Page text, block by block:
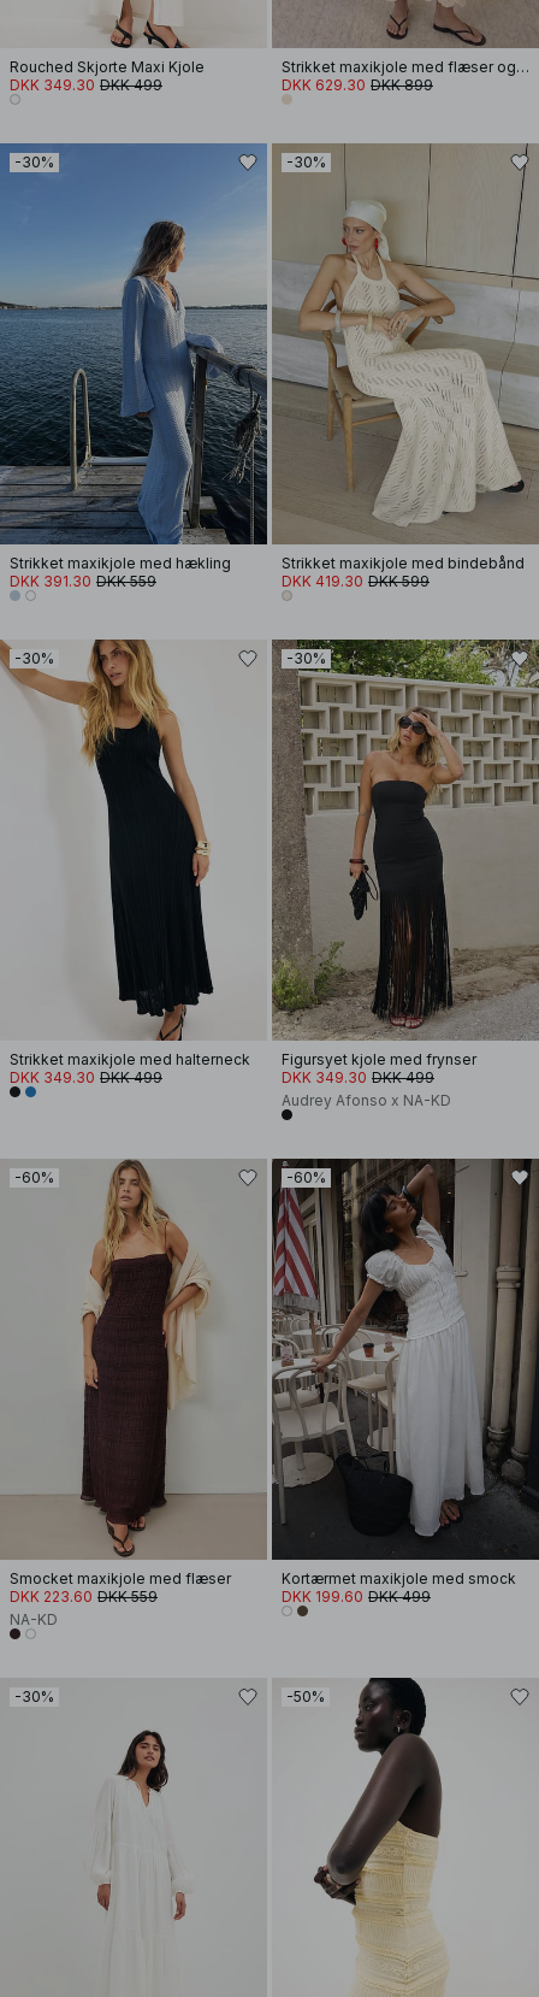
Rouched Skjorte Maxi Kjole
DKK 349.30 DKK 499
Strikket maxikjole med flæser og hækling
DKK 629.30 DKK 899
-30%
Strikket maxikjole med hækling
DKK 391.30 DKK 559
-30%
Strikket maxikjole med bindebånd
DKK 419.30 DKK 599
-30%
Strikket maxikjole med halterneck
DKK 349.30 DKK 499
-30%
Figursyet kjole med frynser
DKK 349.30 DKK 499
Audrey Afonso x NA-KD
-60%
Smocket maxikjole med flæser
DKK 223.60 DKK 559
NA-KD
-60%
Kortærmet maxikjole med smock
DKK 199.60 DKK 499
-30% -50%